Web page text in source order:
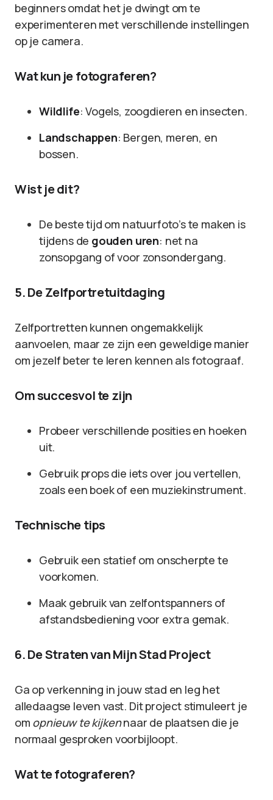
beginners omdat het je dwingt om te
experimenteren met verschillende instellingen
op je camera.
Wat kun je fotograferen?
Wildlife: Vogels, zoogdieren en insecten.
Landschappen: Bergen, meren, en
bossen.
Wist je dit?
De beste tijd om natuurfoto’s te maken is
tijdens de gouden uren: net na
zonsopgang of voor zonsondergang.
5. De Zelfportretuitdaging
Zelfportretten kunnen ongemakkelijk
aanvoelen, maar ze zijn een geweldige manier
om jezelf beter te leren kennen als fotograaf.
Om succesvol te zijn
Probeer verschillende posities en hoeken
uit.
Gebruik props die iets over jou vertellen,
zoals een boek of een muziekinstrument.
Technische tips
Gebruik een statief om onscherpte te
voorkomen.
Maak gebruik van zelfontspanners of
afstandsbediening voor extra gemak.
6. De Straten van Mijn Stad Project
Ga op verkenning in jouw stad en leg het
alledaagse leven vast. Dit project stimuleert je
om opnieuw te kijkennaar de plaatsen die je
normaal gesproken voorbijloopt.
Wat te fotograferen?